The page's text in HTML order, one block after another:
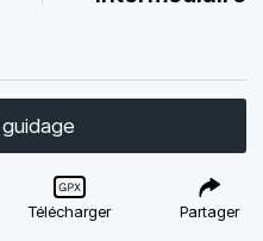
Télécharger Partager